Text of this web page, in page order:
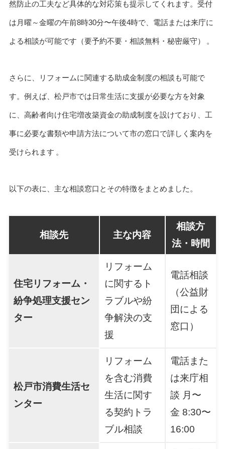
然防止の工夫など具体的な対応策も提示してくれます。受付
は月曜～金曜の午前8時30分〜午後4時で、電話または来庁に
よる相談が可能です（要予約不要・相談無料・秘密厳守） 。
さらに、リフォームに関連する助成金制度の相談も可能で
す。例えば、松戸市では日常生活に支援が必要な方を対象
に、高齢者向け住宅増改築資金の助成制度を設けており、工
事に必要な書類や申請方法について市の窓口で詳しく案内を
受けられます 。
以下の表に、主な相談窓口とその特徴をまとめました。
相談先 主な内容
相談方
法・時間
住宅リフォーム・
紛争処理支援セン
ター
リフォーム
に関するト
ラブルや紛
争解決の支
援
電話相談
（公益財
団による
窓口）
松戸市消費生活セ
ンター
リフォーム
を含む消費
生活に関す
る契約トラ
ブル相談
電話また
は来庁相
談 月〜
金 8:30〜
16:00